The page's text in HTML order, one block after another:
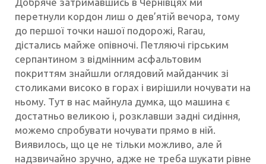
перетнули кордон лиш о дев’ятій вечора, тому
до першої точки нашої подорожі, Rarau,
дістались майже опівночі. Петляючі гірським
серпантином з відмінним асфальтовим
покриттям знайшли оглядовий майданчик зі
столиками високо в горах і вирішили ночувати на
ньому. Тут в нас майнула думка, що машина є
достатньо великою і, розклавши задні сидіння,
можемо спробувати ночувати прямо в ній.
Виявилось, що це не тільки можливо, але й
надзвичайно зручно, адже не треба шукати рівне